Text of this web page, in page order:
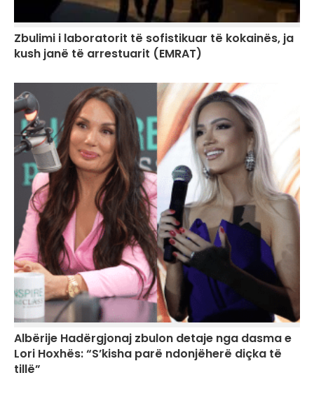
Zbulimi i laboratorit të sofistikuar të kokainës, ja
kush janë të arrestuarit (EMRAT)
Albërije Hadërgjonaj zbulon detaje nga dasma e
Lori Hoxhës: “S’kisha parë ndonjëherë diçka të
tillë”